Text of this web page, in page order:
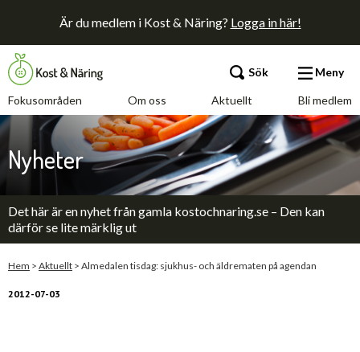
Är du medlem i Kost & Näring? Logga in här!
Fokusområden Om oss Aktuellt Bli medlem
Sök Meny
Fokusområden
Om oss
Aktuellt
Bli medlem
Nyheter
Det här är en nyhet från gamla kostochnaring.se – Den kan
därför se lite märklig ut
Hem > Aktuellt > Almedalen tisdag: sjukhus- och äldrematen på agendan
2012-07-03